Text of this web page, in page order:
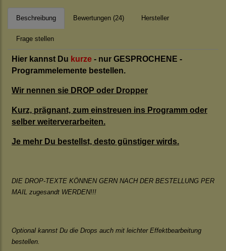
Beschreibung Bewertungen (24) Hersteller
Frage stellen
Hier kannst Du kurze - nur GESPROCHENE -
Programmelemente bestellen.
Wir nennen sie DROP oder Dropper
Kurz, prägnant, zum einstreuen ins Programm oder
selber weiterverarbeiten.
Je mehr Du bestellst, desto günstiger wirds.
DIE DROP-TEXTE KÖNNEN GERN NACH DER BESTELLUNG PER
MAIL zugesandt WERDEN!!!
Optional kannst Du die Drops auch mit leichter Effektbearbeitung
bestellen.